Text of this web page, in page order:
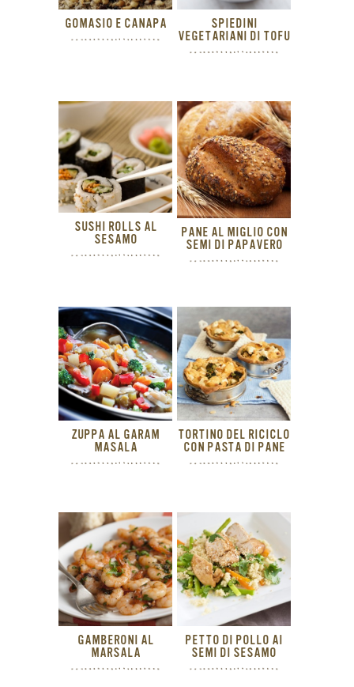
GOMASIO E CANAPA
SPIEDINI
VEGETARIANI DI TOFU
SUSHI ROLLS AL
SESAMO
PANE AL MIGLIO CON
SEMI DI PAPAVERO
ZUPPA AL GARAM
MASALA
TORTINO DEL RICICLO
CON PASTA DI PANE
GAMBERONI AL
MARSALA
PETTO DI POLLO AI
SEMI DI SESAMO